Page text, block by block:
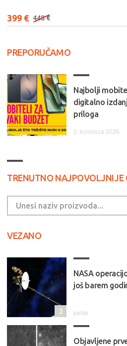
399 € 448 €
PREPORUČAMO
Najbolji
digitalno
priloga
2. kolovoza 2026.
TRENUTNO NAJPOVOLJNIJE
VEZANO
NASA
još barem
petak
3
Objavljene